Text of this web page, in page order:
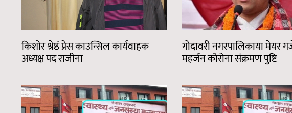
किशोर श्रेष्ठं प्रेस काउन्सिल कार्यवाहक
अध्यक्ष पद राजीना
गोदावरी नगरपालिकाया मेयर
महर्जन कोरोना संक्रमण पुष्टि